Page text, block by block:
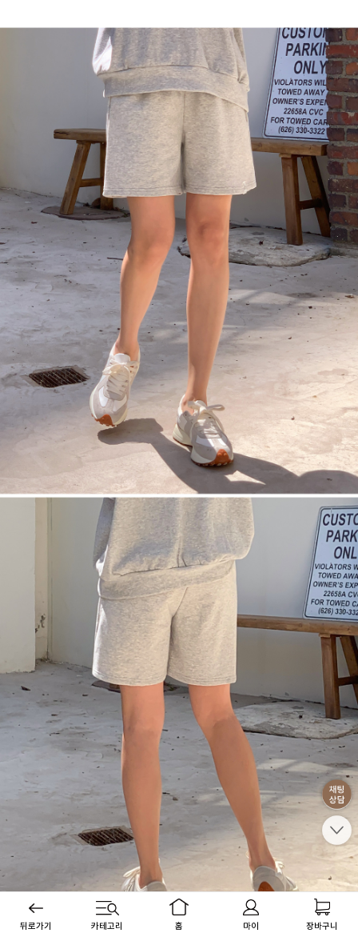
뒤로가기 카테고리 홈 마이 장바구니